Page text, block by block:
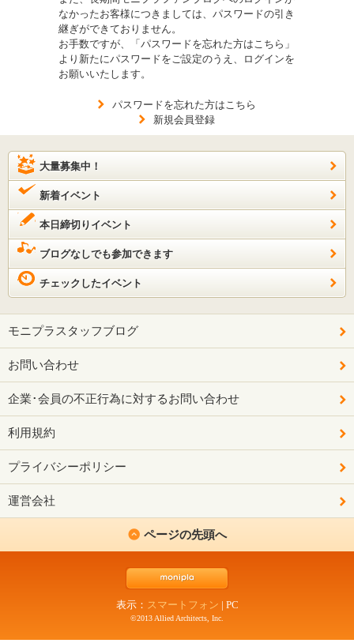
なかったお客様につきましては、パスワードの引き
継ぎができておりません。
お手数ですが、「パスワードを忘れた方はこちら」
より新たにパスワードをご設定のうえ、ログインを
お願いいたします。
パスワードを忘れた方はこちら
新規会員登録
大量募集中！
新着イベント
本日締切りイベント
ブログなしでも参加できます
チェックしたイベント
モニプラスタッフブログ
お問い合わせ
企業･会員の不正行為に対するお問い合わせ
利用規約
プライバシーポリシー
運営会社
ページの先頭へ
表示： スマートフォン | PC
©2013 Allied Architects, Inc.